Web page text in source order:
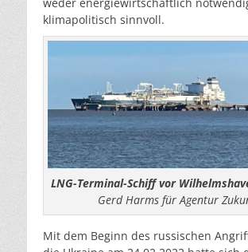
klimapolitisch sinnvoll.
LNG-Terminal-Schiff vor
Gerd Harms für Agentur
Mit dem Beginn des russischen